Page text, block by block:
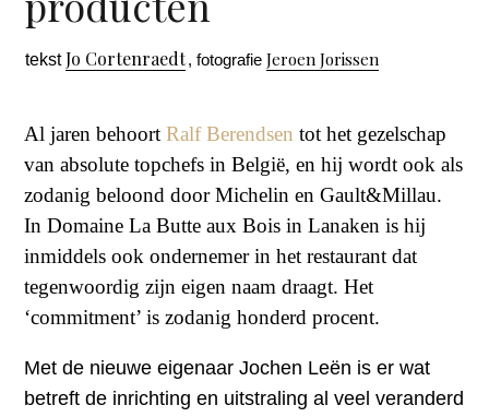
tekstJo Cortenraedt, fotografieJeroen Jorissen
Al jaren behoortRalf Berendsen tot het gezelschap
van absolute topchefs in België, en hij wordt ook als
zodanig beloond door Michelin en Gault&Millau.
In Domaine La Butte aux Bois in Lanaken is hij
inmiddels ook ondernemer in het restaurant dat
tegenwoordig zijn eigen naam draagt. Het
‘commitment’ is zodanig honderd procent.
Met de nieuwe eigenaar Jochen Leën is er wat
betreft de inrichting en uitstraling al veel veranderd